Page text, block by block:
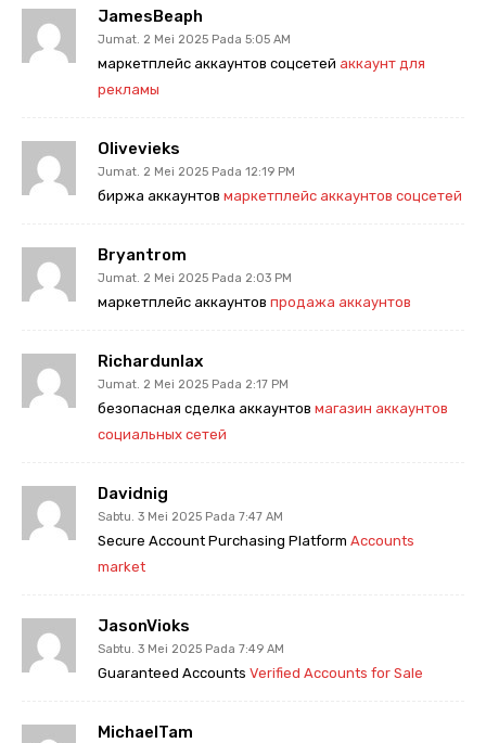
JamesBeaph
Jumat. 2 Mei 2025 Pada 5:05 AM
маркетплейс аккаунтов соцсетей аккаунт для
рекламы
Olivevieks
Jumat. 2 Mei 2025 Pada 12:19 PM
биржа аккаунтов маркетплейс аккаунтов соцсетей
Bryantrom
Jumat. 2 Mei 2025 Pada 2:03 PM
маркетплейс аккаунтов продажа аккаунтов
Richardunlax
Jumat. 2 Mei 2025 Pada 2:17 PM
безопасная сделка аккаунтов магазин аккаунтов
социальных сетей
Davidnig
Sabtu. 3 Mei 2025 Pada 7:47 AM
Secure Account Purchasing Platform Accounts
market
JasonVioks
Sabtu. 3 Mei 2025 Pada 7:49 AM
Guaranteed Accounts Verified Accounts for Sale
MichaelTam